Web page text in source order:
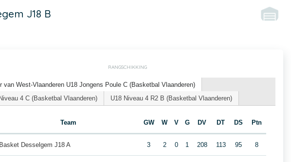
J18 B
RANGSCHIKKING
van West-Vlaanderen U18 Jongens Poule C (Basketbal Vlaanderen)
4 C (Basketbal Vlaanderen)
U18 Niveau 4 R2 B (Basketbal Vlaanderen)
Team GW W V G DV DT DS Ptn
Basket Desselgem J18 A 3 2 0 1 208 113 95 8